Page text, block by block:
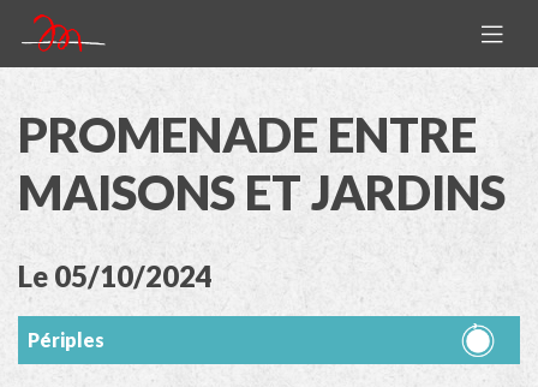
PROMENADE ENTRE
MAISONS ET JARDINS
Le 05/10/2024
Périples